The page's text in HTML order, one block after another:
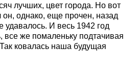
лучших, цвет города. Но вот
однако, еще прочен, назад
удавалось. И весь 1942 год
все же помаленьку подтачивая
ковалась наша будущая